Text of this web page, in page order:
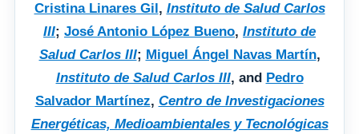
Cristina Linares Gil , Instituto de Salud Carlos
III; José Antonio López Bueno, Instituto de
Salud Carlos III; Miguel Ángel Navas Martín,
Instituto de Salud Carlos III, and Pedro
Salvador Martínez, Centro de Investigaciones
Energéticas, Medioambientales y Tecnológicas